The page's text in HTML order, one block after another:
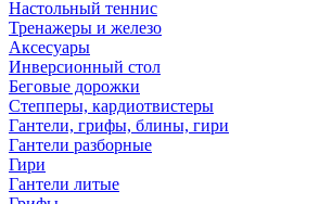
Настольный теннис
Тренажеры и железо
Аксесуары
Инверсионный стол
Беговые дорожки
Степперы, кардиотвистеры
Гантели, грифы, блины, гири
Гантели разборные
Гири
Гантели литые